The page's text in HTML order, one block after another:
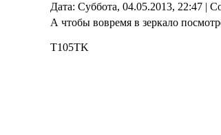
Дата: Суббота, 04.05.2013, 22:47 |
А чтобы вовремя в зеркало
T105TK